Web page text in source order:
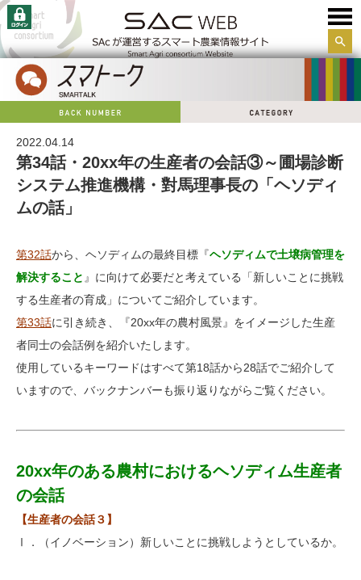
サイ
2022.04.14
第34話・20xx年の生産者の会話③～圃場診断
システム推進機構・對馬理事長の「ヘソディ
ムの話」
第32話から、ヘソディムの最終目標『ヘソディムで土壌病管理を
解決すること 』に向けて必要だと考えている「新しいことに挑戦
する生産者の育成」についてご紹介しています。
第33話に引き続き、『20xx年の農村風景』をイメージした生産
者同士の会話例を紹介いたします。
使用しているキーワードはすべて第18話から28話でご紹介して
いますので、バックナンバーも振り返りながらご覧ください。
20xx年のある農村におけるヘソディム生産者
の会話
【生産者の会話３】
Ⅰ．（イノベーション）新しいことに挑戦しようとしているか。